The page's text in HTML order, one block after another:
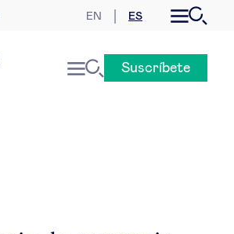
EN ES
Economía internacional
Suscríbete